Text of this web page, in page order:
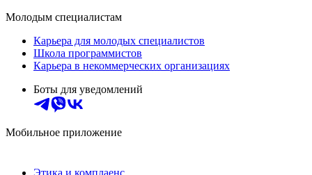
Молодым специалистам
Карьера для молодых специалистов
Школа программистов
Карьера в некоммерческих организациях
Боты для уведомлений
Мобильное приложение
Этика и комплаенс